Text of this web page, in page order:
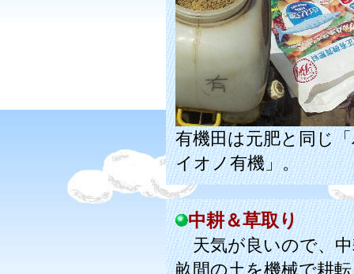
有機田は元肥と同じ
イオノ有機」。
中耕＆草取り
天気が良いので、中
畝間の土を機械で耕